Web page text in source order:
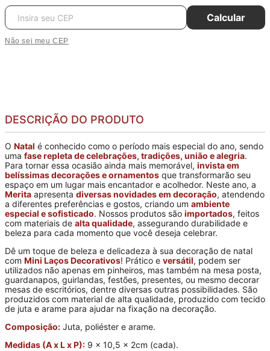
Calcular
Não sei meu CEP
DESCRIÇÃO DO PRODUTO
O Natal é conhecido como o período mais especial do ano, sendo
uma fase repleta de celebrações, tradições, união e alegria.
Para tornar essa ocasião ainda mais memorável, invista em
belíssimas decorações e ornamentos que transformarão seu
espaço em um lugar mais encantador e acolhedor. Neste ano, a
Merita apresenta diversas novidades em decoração, atendendo
a diferentes preferências e gostos, criando um ambiente
especial e sofisticado. Nossos produtos são importados, feitos
com materiais de alta qualidade, assegurando durabilidade e
beleza para cada momento que você deseja celebrar.
Dê um toque de beleza e delicadeza à sua decoração de natal
com Mini Laços Decorativos! Prático e versátil, podem ser
utilizados não apenas em pinheiros, mas também na mesa posta,
guardanapos, guirlandas, festões, presentes, ou mesmo decorar
mesas de escritórios, dentre diversas outras possibilidades. São
produzidos com material de alta qualidade, produzido com tecido
de juta e arame para ajudar na fixação na decoração.
Composição: Juta, poliéster e arame.
Medidas (A x L x P): 9 x 10,5 x 2cm (cada).